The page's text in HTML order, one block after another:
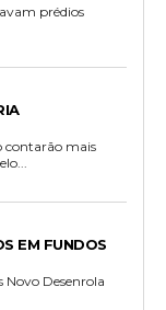
prédios
contarão mais
EM FUNDOS
Novo Desenrola